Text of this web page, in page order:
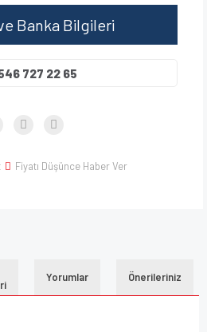
Banka Bilgileri
727 22 65
Fiyatı Düşünce Haber Ver
Yorumlar Önerileriniz